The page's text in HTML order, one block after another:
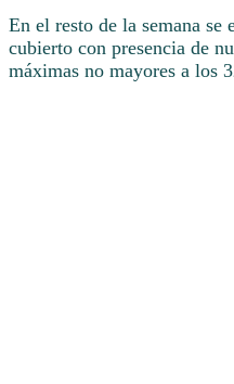
En el resto de la semana se
cubierto con presencia de
máximas no mayores a los